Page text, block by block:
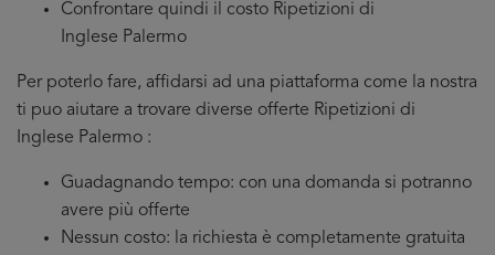
Confrontare quindi il costo Ripetizioni di
Inglese Palermo
Per poterlo fare, affidarsi ad una piattaforma come la nostra
ti puo aiutare a trovare diverse offerte Ripetizioni di
Inglese Palermo :
Guadagnando tempo: con una domanda si potranno
avere più offerte
Nessun costo: la richiesta è completamente gratuita